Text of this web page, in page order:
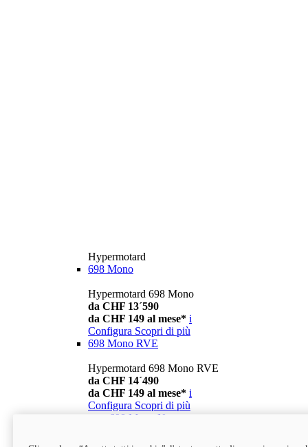
Hypermotard
698 Mono
Hypermotard 698 Mono
da CHF 13´590
da CHF 149 al mese* i
Configura Scopri di più
698 Mono RVE
Hypermotard 698 Mono RVE
da CHF 14´490
da CHF 149 al mese* i
Configura Scopri di più
698 Mono Nera
Hypermotard 698 Mono Nera